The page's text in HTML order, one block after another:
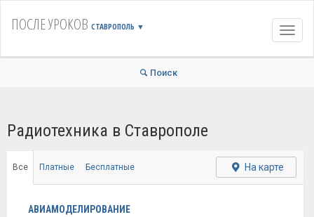
ПОСЛЕ УРОКОВ СТАВРОПОЛЬ ▼
Поиск
Радиотехника в Ставрополе
Все Платные Бесплатные На карте
АВИАМОДЕЛИРОВАНИЕ